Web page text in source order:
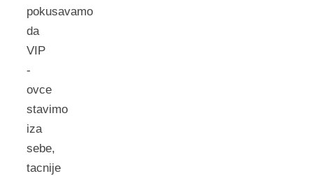
pokusavamo
da
VIP
-
ovce
stavimo
iza
sebe,
tacnije